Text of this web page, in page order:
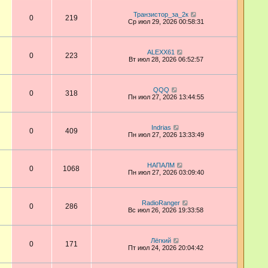
0 219
Транзистор_за_2к
Ср июл 29, 2026 00:58:31
0 223
ALEXX61
Вт июл 28, 2026 06:52:57
0 318
QQQ
Пн июл 27, 2026 13:44:55
0 409
Indrias
Пн июл 27, 2026 13:33:49
0 1068
НАПАЛМ
Пн июл 27, 2026 03:09:40
0 286
RadioRanger
Вс июл 26, 2026 19:33:58
0 171
Лёгкий
Пт июл 24, 2026 20:04:42